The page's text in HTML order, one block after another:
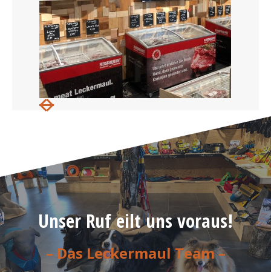
Unser Ruf eilt uns voraus!
– Das Leckermaul Team –